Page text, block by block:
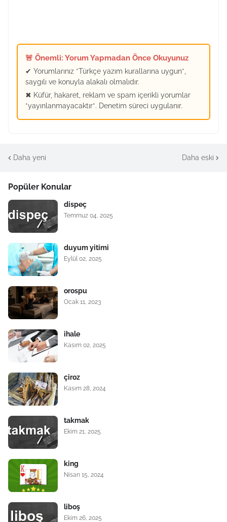
🚨 Önemli: Yorum Yapmadan Önce Okuyunuz
✔ Yorumlarınız *Türkçe yazım kurallarına uygun*,
saygılı ve konuyla alakalı olmalıdır.
✖ Küfür, hakaret, reklam ve spam içerikli yorumlar
*yayınlanmayacaktır*. Denetim süreci uygulanır.
Daha yeni Daha eski
Popüler Konular
dispeç
Temmuz 04, 2025
duyum yitimi
Eylül 02, 2025
orospu
Ocak 11, 2023
ihale
Kasım 02, 2025
çiroz
Kasım 28, 2024
takmak
Ekim 21, 2025
king
Nisan 15, 2024
liboş
Ekim 26, 2025